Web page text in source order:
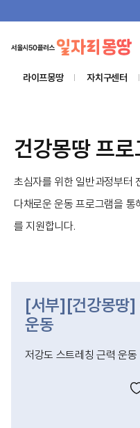
라이프몽땅 자치구센터
건강몽땅 프로
초심자를 위한 일반과정부터
다채로운 운동 프로그램을
를 지원합니다.
[서부][건강몽땅]
운동
저강도 스트레칭 근력 운동